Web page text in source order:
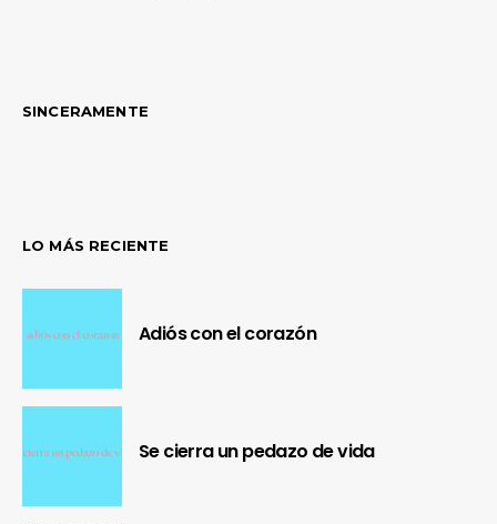
SINCERAMENTE
LO MÁS RECIENTE
Adiós con el corazón
Se cierra un pedazo de vida